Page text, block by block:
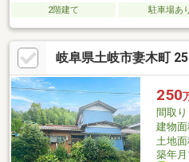
2階建て 駐車場あ
岐阜県土岐市妻木町
250
間取り
建物
土地
築年月